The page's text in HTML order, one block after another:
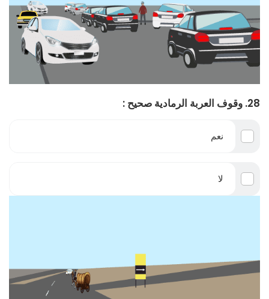
28. وقوف العربة الرمادية صحيح :
نعم
لا